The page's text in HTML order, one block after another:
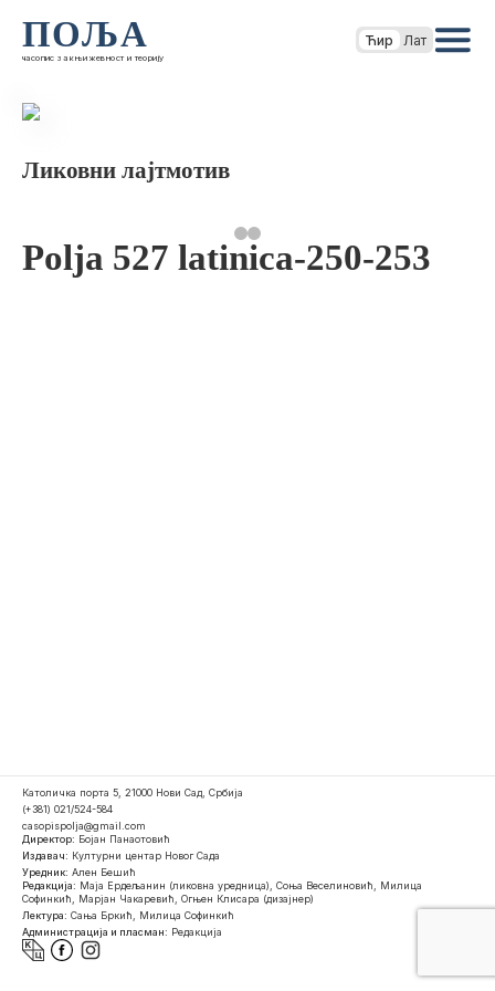
ПОЉА
часопис за књижевност и теорију
Ћир Лат
Ликовни лајтмотив
Polja 527 latinica-250-253
Католичка порта 5, 21000 Нови Сад, Србија
(+381) 021/524-584
casopispolja@gmail.com
Директор: Бојан Панаотовић
Издавач: Културни центар Новог Сада
Уредник: Ален Бешић
Редакција: Маја Ердељанин (ликовна уредница), Соња Веселиновић, Милица
Софинкић, Марјан Чакаревић, Огњен Клисара (дизајнер)
Лектура: Сања Бркић, Милица Софинкић
Администрација и пласман: Редакција